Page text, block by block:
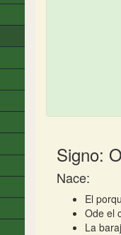
Signo:
Nace:
El
Ode el
La